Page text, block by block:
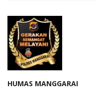
HUMAS MANGGARAI